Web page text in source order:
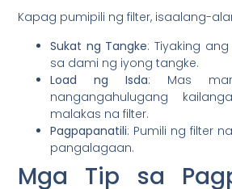
Kapag pumipili ng filter, isaalang-
Sukat ng Tangke: Tiyaking
sa dami ng iyong tangke.
Load ng Isda: Mas
nangangahulugang
malakas na filter.
Pagpapanatili: Pumili ng filter
pangalagaan.
Mga Tip sa